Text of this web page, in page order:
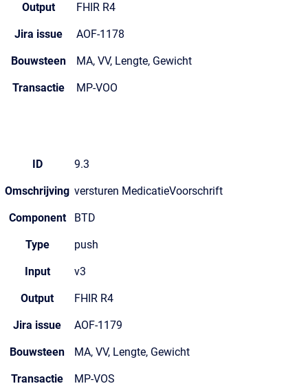
Output FHIR R4
Jira issue AOF-1178
Bouwsteen MA, VV, Lengte, Gewicht
Transactie MP-VOO
ID 9.3
Omschrijving versturen MedicatieVoorschrift
Component BTD
Type push
Input v3
Output FHIR R4
Jira issue AOF-1179
Bouwsteen MA, VV, Lengte, Gewicht
Transactie MP-VOS